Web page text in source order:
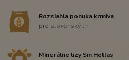
Rozsiahla ponuka krmiva
pre slovenský trh
Minerálne lizy Sin Hellas